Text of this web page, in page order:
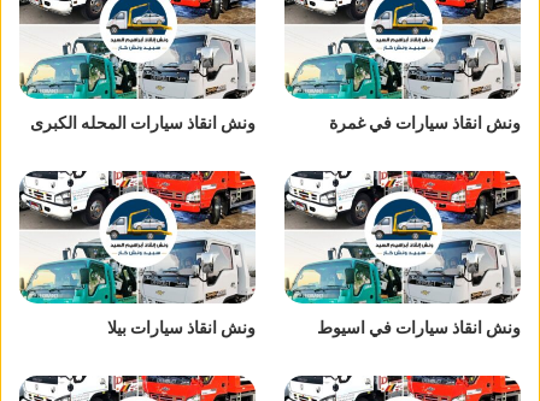
ونش انقاذ سيارات في غمرة ونش انقاذ سيارات المحله الكبرى
ونش انقاذ سيارات في اسيوط ونش انقاذ سيارات بيلا